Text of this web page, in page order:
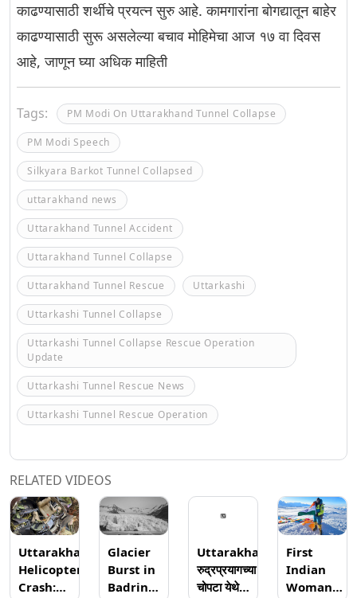
काढण्यासाठी शर्थीचे प्रयत्न सुरु आहे. कामगारांना बोगद्यातून बाहेर
काढण्यासाठी सुरू असलेल्या बचाव मोहिमेचा आज १७ वा दिवस
आहे, जाणून घ्या अधिक माहिती
Tags: PM Modi On Uttarakhand Tunnel Collapse
PM Modi Speech
Silkyara Barkot Tunnel Collapsed
uttarakhand news
Uttarakhand Tunnel Accident
Uttarakhand Tunnel Collapse
Uttarakhand Tunnel Rescue Uttarkashi
Uttarkashi Tunnel Collapse
Uttarkashi Tunnel Collapse Rescue Operation
Update
Uttarkashi Tunnel Rescue News
Uttarkashi Tunnel Rescue Operation
RELATED VIDEOS
Uttarakhand
Helicopter
Crash:
Glacier
Burst in
Badrinath
Uttarakhand:
रुद्रप्रयागच्या
चोपटा येथे
First
Indian
Woman